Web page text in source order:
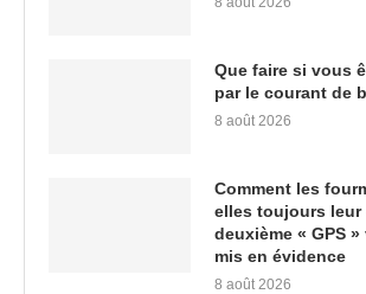
Que faire si vous
par le courant de
8 août 2026
Comment les
elles toujours leur
deuxième « GPS »
mis en évidence
8 août 2026